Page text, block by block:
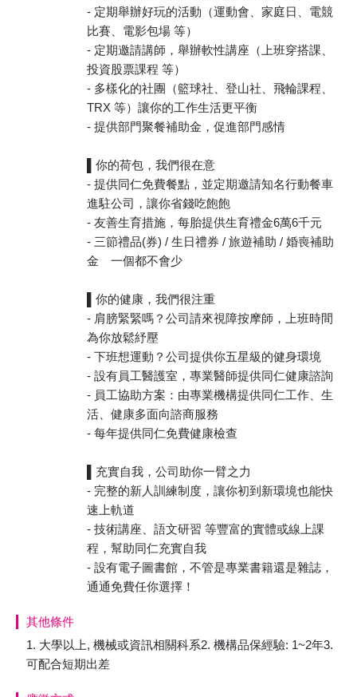
- 定期舉辦好玩的活動（運動會、家庭日、電競
比賽、電影包場 等）
- 定期邀請講師，舉辦軟性講座（上班穿搭課、
投資股票課程 等）
- 多樣化的社團（籃球社、登山社、飛輪課程、
TRX 等）讓你的工作生活更平衡
- 提供部門聚餐補助金，促進部門感情
▌你的荷包，我們很在意
- 提供同仁免費餐點，並定期邀請知名行動餐車
進駐公司，讓你省錢吃飽飽
- 友善生育措施，每胎提供生育禮金6萬6千元
- 三節禮品(券) / 生日禮券 / 旅遊補助 / 婚喪補助
金 一個都不會少
▌你的健康，我們很注重
- 肩膀緊緊嗎？公司請來視障按摩師，上班時間
為你放鬆紓壓
- 下班想運動？公司提供你五星級的健身環境
- 設有員工醫護室，專業醫師提供同仁健康諮詢
- 員工協助方案：由專業機構提供同仁工作、生
活、健康多面向諮商服務
- 每年提供同仁免費健康檢查
▌充實自我，公司助你一臂之力
- 完整的新人訓練制度，讓你初到新環境也能快
速上軌道
- 技術講座、語文研習 等豐富的實體或線上課
程，幫助同仁充實自我
- 設有電子圖書館，不管是專業書籍還是雜誌，
通通免費任你選擇！
其他條件
1. 大學以上, 機械或資訊相關科系2. 機構品保經驗: 1~2年3.
可配合短期出差